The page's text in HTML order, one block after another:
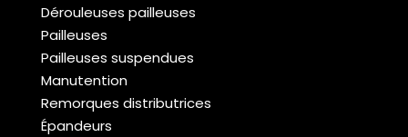
Dérouleuses pailleuses
Pailleuses
Pailleuses suspendues
Manutention
Remorques distributrices
Épandeurs